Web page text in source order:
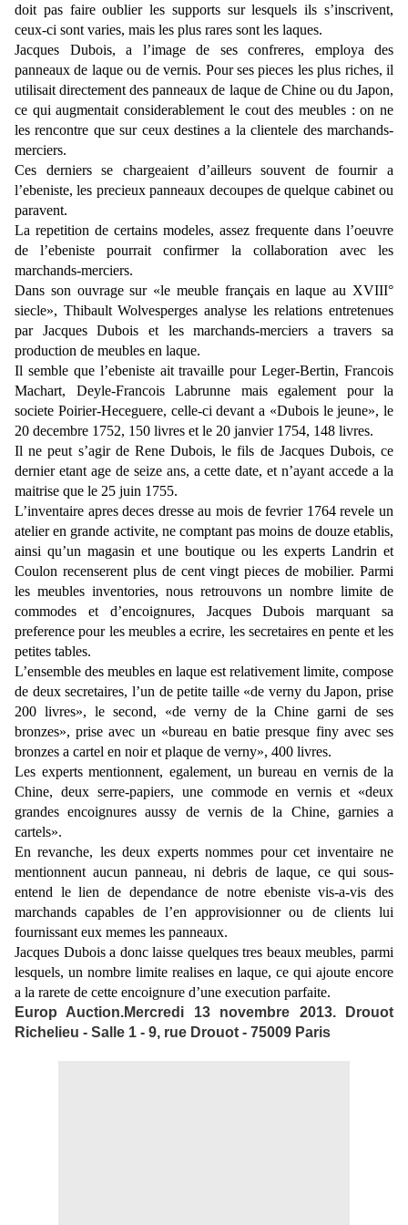
doit pas faire oublier les supports sur lesquels ils s’inscrivent,
ceux-ci sont varies, mais les plus rares sont les laques.
Jacques Dubois, a l’image de ses confreres, employa des
panneaux de laque ou de vernis. Pour ses pieces les plus riches, il
utilisait directement des panneaux de laque de Chine ou du Japon,
ce qui augmentait considerablement le cout des meubles : on ne
les rencontre que sur ceux destines a la clientele des marchands-
merciers.
Ces derniers se chargeaient d’ailleurs souvent de fournir a
l’ebeniste, les precieux panneaux decoupes de quelque cabinet ou
paravent.
La repetition de certains modeles, assez frequente dans l’oeuvre
de l’ebeniste pourrait confirmer la collaboration avec les
marchands-merciers.
Dans son ouvrage sur «le meuble français en laque au XVIII°
siecle», Thibault Wolvesperges analyse les relations entretenues
par Jacques Dubois et les marchands-merciers a travers sa
production de meubles en laque.
Il semble que l’ebeniste ait travaille pour Leger-Bertin, Francois
Machart, Deyle-Francois Labrunne mais egalement pour la
societe Poirier-Heceguere, celle-ci devant a «Dubois le jeune», le
20 decembre 1752, 150 livres et le 20 janvier 1754, 148 livres.
Il ne peut s’agir de Rene Dubois, le fils de Jacques Dubois, ce
dernier etant age de seize ans, a cette date, et n’ayant accede a la
maitrise que le 25 juin 1755.
L’inventaire apres deces dresse au mois de fevrier 1764 revele un
atelier en grande activite, ne comptant pas moins de douze etablis,
ainsi qu’un magasin et une boutique ou les experts Landrin et
Coulon recenserent plus de cent vingt pieces de mobilier. Parmi
les meubles inventories, nous retrouvons un nombre limite de
commodes et d’encoignures, Jacques Dubois marquant sa
preference pour les meubles a ecrire, les secretaires en pente et les
petites tables.
L’ensemble des meubles en laque est relativement limite, compose
de deux secretaires, l’un de petite taille «de verny du Japon, prise
200 livres», le second, «de verny de la Chine garni de ses
bronzes», prise avec un «bureau en batie presque finy avec ses
bronzes a cartel en noir et plaque de verny», 400 livres.
Les experts mentionnent, egalement, un bureau en vernis de la
Chine, deux serre-papiers, une commode en vernis et «deux
grandes encoignures aussy de vernis de la Chine, garnies a
cartels».
En revanche, les deux experts nommes pour cet inventaire ne
mentionnent aucun panneau, ni debris de laque, ce qui sous-
entend le lien de dependance de notre ebeniste vis-a-vis des
marchands capables de l’en approvisionner ou de clients lui
fournissant eux memes les panneaux.
Jacques Dubois a donc laisse quelques tres beaux meubles, parmi
lesquels, un nombre limite realises en laque, ce qui ajoute encore
a la rarete de cette encoignure d’une execution parfaite.
Europ Auction.Mercredi 13 novembre 2013. Drouot
Richelieu - Salle 1 - 9, rue Drouot - 75009 Paris